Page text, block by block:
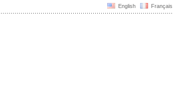
English Français